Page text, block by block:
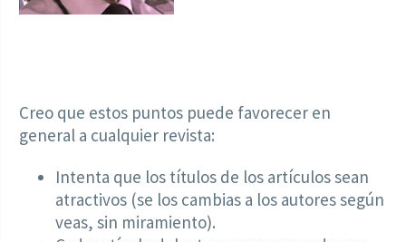
Creo que estos puntos puede favorecer en
general a cualquier revista:
Intenta que los títulos de los artículos sean
atractivos (se los cambias a los autores según
veas, sin miramiento).